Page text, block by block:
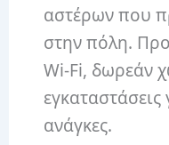
αστέρων που
στην πόλη.
Wi-Fi, δωρεάν
εγκαταστάσεις
ανάγκες.